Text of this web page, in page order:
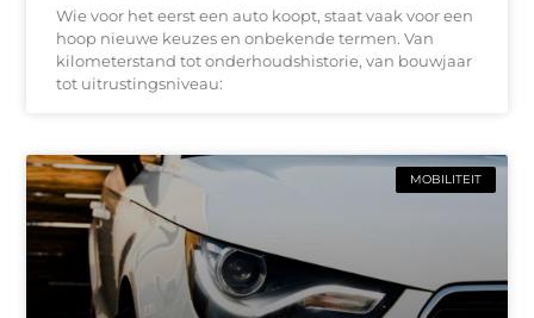
Wie voor het eerst een auto koopt, staat vaak voor een
hoop nieuwe keuzes en onbekende termen. Van
kilometerstand tot onderhoudshistorie, van bouwjaar
tot uitrustingsniveau:
MOBILITEIT